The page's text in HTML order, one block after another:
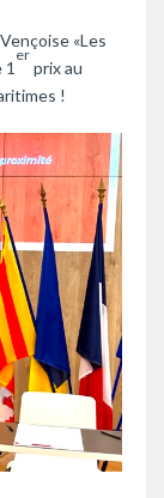
«Les
er
prix au
!